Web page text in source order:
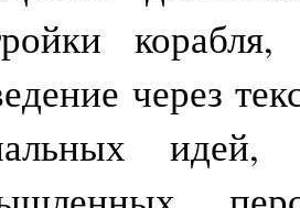
через
идей,